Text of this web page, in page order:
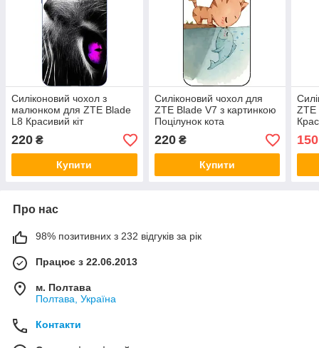
Силіконовий чохол з
малюнком для ZTE Blade
L8 Красивий кіт
220 ₴
Купити
Силіконовий чохол для
ZTE Blade V7 з картинкою
Поцілунок кота
220₴
Купити
ZTE
150
Про нас
98% позитивних з 232 відгуків за рік
Працює з 22.06.2013
м. Полтава
Полтава, Україна
Контакти